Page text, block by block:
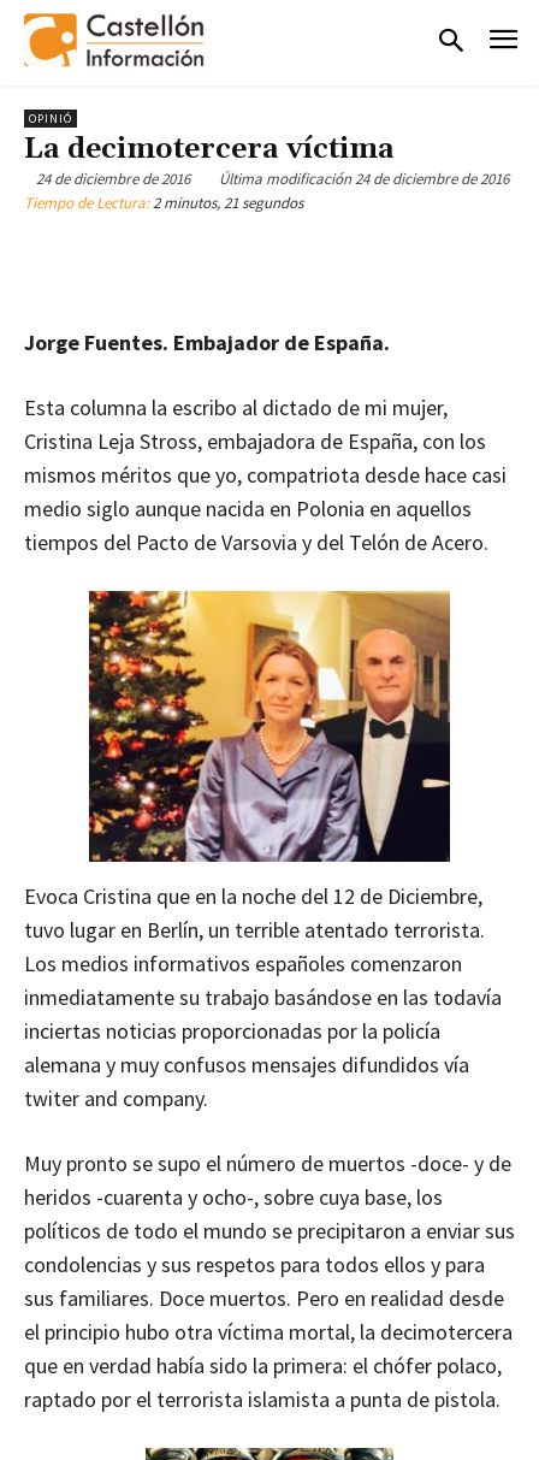
OPINIÓ
La decimotercera víctima
24 de diciembre de 2016 Última modificación24 de diciembre de 2016
Tiempo de Lectura:2 minutos, 21 segundos
Jorge Fuentes. Embajador de España.
Esta columna la escribo al dictado de mi mujer,
Cristina Leja Stross, embajadora de España, con los
mismos méritos que yo, compatriota desde hace casi
medio siglo aunque nacida en Polonia en aquellos
tiempos del Pacto de Varsovia y del Telón de Acero.
Evoca Cristina que en la noche del 12 de Diciembre,
tuvo lugar en Berlín, un terrible atentado terrorista.
Los medios informativos españoles comenzaron
inmediatamente su trabajo basándose en las todavía
inciertas noticias proporcionadas por la policía
alemana y muy confusos mensajes difundidos vía
twiter and company.
Muy pronto se supo el número de muertos -doce- y de
heridos -cuarenta y ocho-, sobre cuya base, los
políticos de todo el mundo se precipitaron a enviar sus
condolencias y sus respetos para todos ellos y para
sus familiares. Doce muertos. Pero en realidad desde
el principio hubo otra víctima mortal, la decimotercera
que en verdad había sido la primera: el chófer polaco,
raptado por el terrorista islamista a punta de pistola.